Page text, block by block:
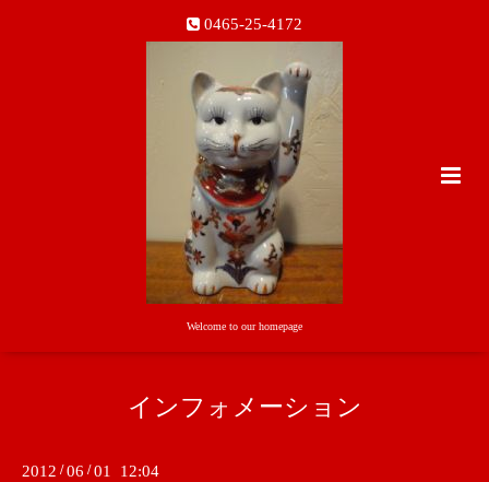
0465-25-4172
Welcome to our homepage
インフォメーション
2012 /06 /01 12:04